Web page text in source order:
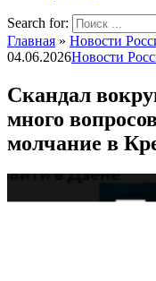
Search for:
Главная » Новости
04.06.2026Новости
Скандал
много
молчание в